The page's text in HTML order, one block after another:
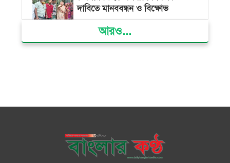
দাবিতে মানববন্ধন ও বিক্ষোভ
গ্যাস সংকট, ভুতুড়ে বিদ্যুৎ বিল ও
জাতিসংঘে জুলাই গণঅভ্যুত্থান দিবস
পালিত
আরও...